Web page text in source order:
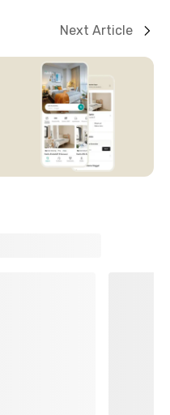
Next Article